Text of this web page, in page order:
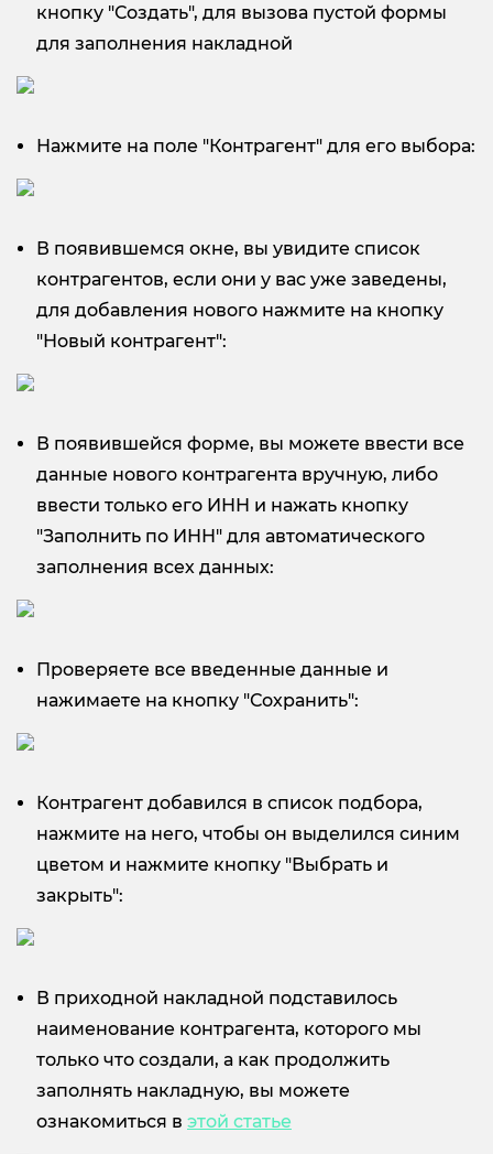
кнопку "Создать", для вызова пустой формы
для заполнения накладной
Нажмите на поле "Контрагент" для его выбора:
В появившемся окне, вы увидите список
контрагентов, если они у вас уже заведены,
для добавления нового нажмите на кнопку
"Новый контрагент":
В появившейся форме, вы можете ввести все
данные нового контрагента вручную, либо
ввести только его ИНН и нажать кнопку
"Заполнить по ИНН" для автоматического
заполнения всех данных:
Проверяете все введенные данные и
нажимаете на кнопку "Сохранить":
Контрагент добавился в список подбора,
нажмите на него, чтобы он выделился синим
цветом и нажмите кнопку "Выбрать и
закрыть":
В приходной накладной подставилось
наименование контрагента, которого мы
только что создали, а как продолжить
заполнять накладную, вы можете
ознакомиться в этой статье